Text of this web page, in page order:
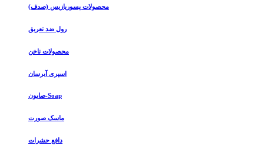
محصولات پسوریازیس (صدف)
رول ضد تعریق
محصولات ناخن
اسپری آبرسان
صابون-Soap
ماسک صورت
دافع حشرات